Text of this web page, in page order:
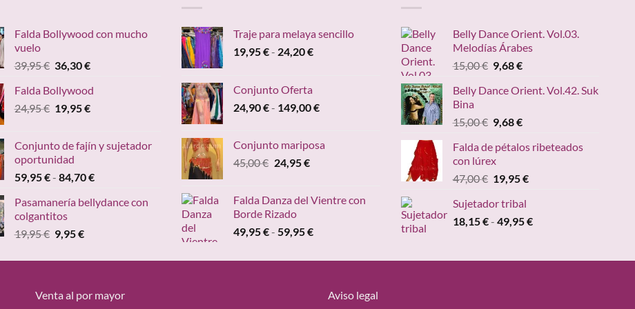
Falda Bollywood con mucho
vuelo
39,95€ El
original
era:
36,30€El
actual
es:
Falda Bollywood
24,95€ El
era:
24,95 €.
19,95€El
es:
Conjunto de fajín y sujetador
oportunidad
59,95€- 84,70€Rango
precios:
84,70 €
Pasamanería bellydance con
colgantitos
19,95€ El
original
19,95 €.
9,95€El
actual
9,95 €.
Traje para melaya sencillo
19,95€- 24,20€Rango
19,95 €
Conjunto Oferta
24,90€- 149,00€Rango
desde
149,00 €
Conjunto mariposa
45,00€ El
era:
45,00 €.
24,95€El
es:
Falda Danza del Vientre con
Borde Rizado
49,95€- 59,95€Rango
precios:
49,95 €
hasta
Belly Dance Orient. Vol.03.
Melodías Árabes
15,00€ El
original
15,00 €.
9,68€El
actual
9,68 €.
Belly Dance Orient. Vol.42. Suk
Bina
15,00€ El
original
era:
15,00 €.
9,68€El
actual
9,68 €.
Falda de pétalos ribeteados
con lúrex
47,00€ El
original
era:
19,95€El
es:
Sujetador tribal
18,15€- 49,95€Rango
desde
Venta al por mayor Aviso legal